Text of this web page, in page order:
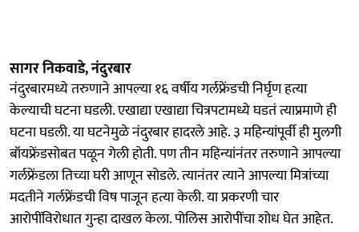
सागर निकवाडे, नंदुरबार
नंदुरबारमध्ये तरुणाने आपल्या १६ वर्षीय गर्लफ्रेंडची निर्घृण हत्या
केल्याची घटना घडली. एखाद्या एखाद्या चित्रपटामध्ये घडतं त्याप्रमाणे ही
घटना घडली. या घटनेमुळे नंदुरबार हादरले आहे. ३ महिन्यांपूर्वी ही मुलगी
बॉयफ्रेंडसोबत पळून गेली होती. पण तीन महिन्यांनंतर तरुणाने आपल्या
गर्लफ्रेंडला तिच्या घरी आणून सोडले. त्यानंतर त्याने आपल्या मित्रांच्या
मदतीने गर्लफ्रेंडची विष पाजून हत्या केली. या प्रकरणी चार
आरोपींविरोधात गुन्हा दाखल केला. पोलिस आरोपींचा शोध घेत आहेत.